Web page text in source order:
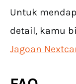
Untuk
detail, kamu
Jagoan